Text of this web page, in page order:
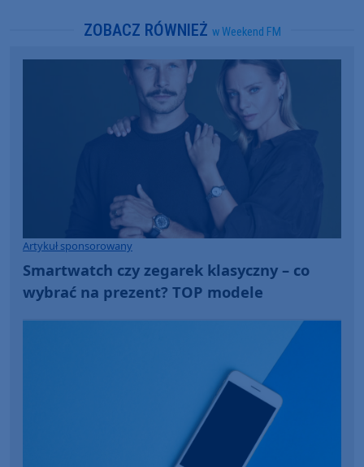
ZOBACZ RÓWNIEŻ w Weekend FM
Artykuł sponsorowany
Smartwatch czy zegarek klasyczny – co
wybrać na prezent? TOP modele